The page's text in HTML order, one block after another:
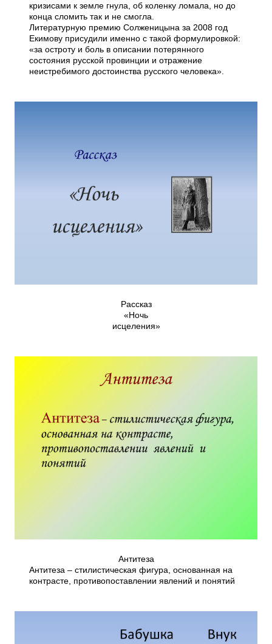
кризисами к земле гнула, об коленку ломала, но до
конца сломить так и не смогла.
Литературную премию Солженицына за 2008 год
Екимову присудили именно с такой формулировкой:
«за остроту и боль в описании потерянного
состояния русской провинции и отражение
неистребимого достоинства русского человека».
Рассказ
«Ночь
исцеления»
Антитеза
Антитеза – стилистическая фигура, основанная на
контрасте, противопоставлении явлений и понятий